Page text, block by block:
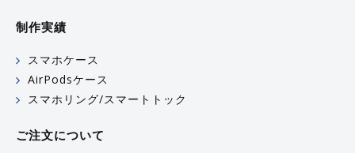
制作実績
スマホケース
AirPodsケース
スマホリング/スマートトック
ご注文について